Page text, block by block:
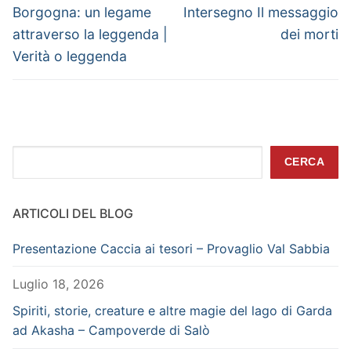
Borgogna: un legame
attraverso la leggenda |
Verità o leggenda
Intersegno Il messaggio
dei morti
CERCA
ARTICOLI DEL BLOG
Presentazione Caccia ai tesori – Provaglio Val Sabbia
Luglio 18, 2026
Spiriti, storie, creature e altre magie del lago di Garda
ad Akasha – Campoverde di Salò